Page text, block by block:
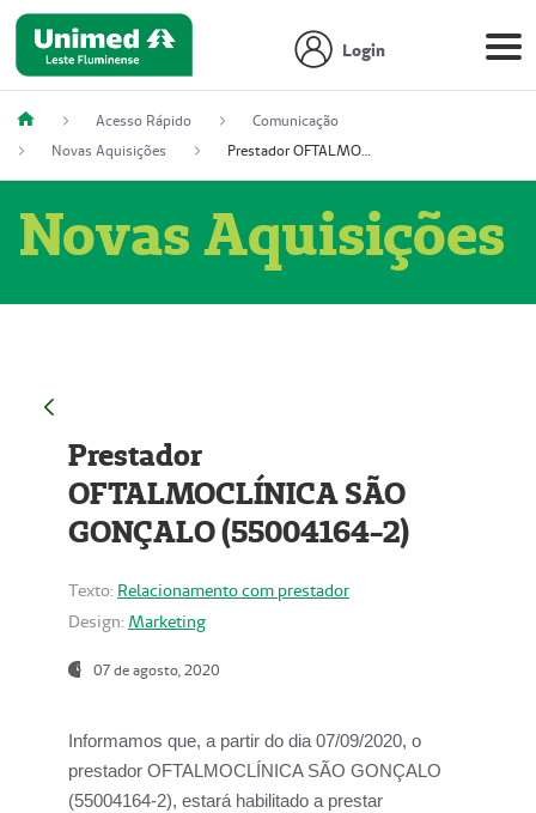
Login
Acesso Rápido
Comunicação
Novas Aquisições
Prestador OFTALMOCLÍNICA SÃO GONÇALO (55004164-2)
Novas Aquisições
Prestador
OFTALMOCLÍNICA SÃO
GONÇALO (55004164-2)
Texto: Relacionamento com prestador
Design: Marketing
07 de agosto, 2020
Informamos que, a partir do dia07/09/2020, o
prestador OFTALMOCLÍNICA SÃO GONÇALO
(55004164-2), estará habilitado a prestar